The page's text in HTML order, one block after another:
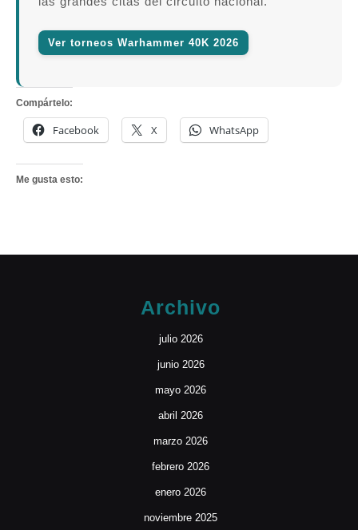
Ver torneos Warhammer 40K 2026
Compártelo:
Facebook X WhatsApp
Me gusta esto:
Archivo
julio 2026
junio 2026
mayo 2026
abril 2026
marzo 2026
febrero 2026
enero 2026
noviembre 2025